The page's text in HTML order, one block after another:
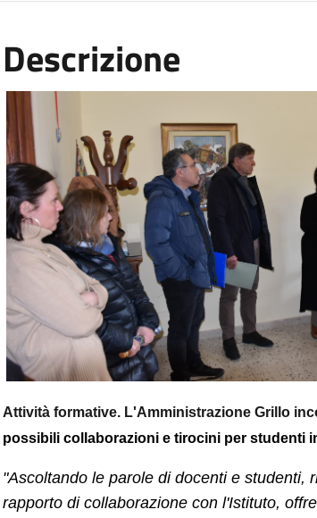
Descrizione
Attività formative. L'Amministrazione Grillo
possibili collaborazioni e tirocini per studenti
"Ascoltando le parole di docenti e studenti,
rapporto di collaborazione con l'Istituto,